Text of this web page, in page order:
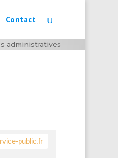
Contact
administratives